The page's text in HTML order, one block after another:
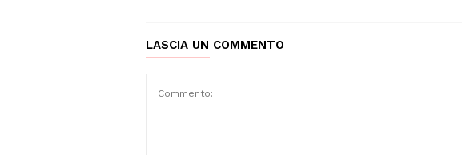
LASCIA UN COMMENTO